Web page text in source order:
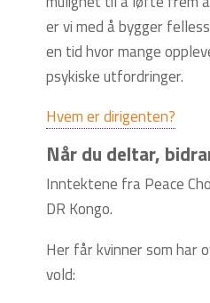
er vi med å bygger
en tid hvor mange
psykiske utfordringer.
Hvem er dirigenten?
Når du deltar,
Inntektene fra Peace
DR Kongo.
Her får kvinner som har
vold: